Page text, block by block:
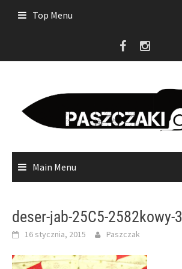
Top Menu
Main Menu
deser-jab-25C5-2582kowy-3
16 stycznia, 2015 Paszczak